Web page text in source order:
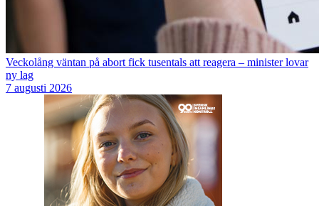
Veckolång väntan på abort fick tusentals att reagera – minister lovar
ny lag
7 augusti 2026